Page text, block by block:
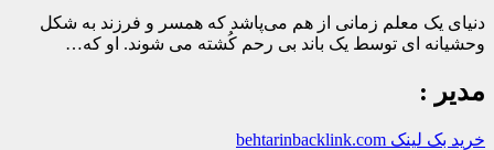
دنیای یک معلم زمانی از هم می‌پاشد که همسر و فرزند به شکل
وحشیانه ای توسط یک باند بی رحم کُشته می شوند. او که…
مدیر :
خرید بک لینک behtarinbacklink.com